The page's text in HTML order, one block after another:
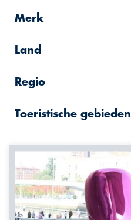
Merk
Land
Regio
Toeristische gebieden